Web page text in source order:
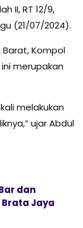
II, RT 12/9,
(21/07/2024).
Kompol
merupakan
melakukan
ujar Abdul
dan
Brata Jaya